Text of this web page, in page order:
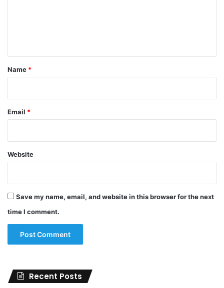
*
Name *
Email *
Website
Save my name, email, and website in this browser for the next
time I comment.
Recent Posts